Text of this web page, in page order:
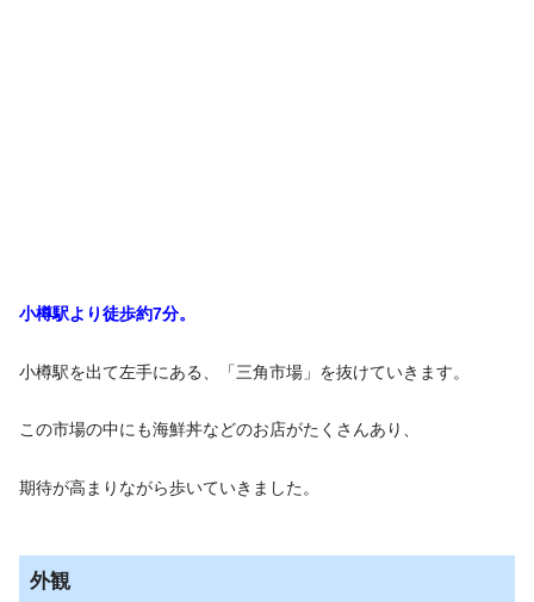
小樽駅より徒歩約7分。
小樽駅を出て左手にある、「三角市場」を抜けていきます。
この市場の中にも海鮮丼などのお店がたくさんあり、
期待が高まりながら歩いていきました。
外観